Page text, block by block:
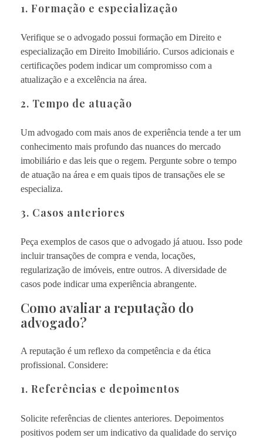
1. Formação e especialização
Verifique se o advogado possui formação em Direito e
especialização em Direito Imobiliário. Cursos adicionais e
certificações podem indicar um compromisso com a
atualização e a excelência na área.
2. Tempo de atuação
Um advogado com mais anos de experiência tende a ter um
conhecimento mais profundo das nuances do mercado
imobiliário e das leis que o regem. Pergunte sobre o tempo
de atuação na área e em quais tipos de transações ele se
especializa.
3. Casos anteriores
Peça exemplos de casos que o advogado já atuou. Isso pode
incluir transações de compra e venda, locações,
regularização de imóveis, entre outros. A diversidade de
casos pode indicar uma experiência abrangente.
Como avaliar a reputação do
advogado?
A reputação é um reflexo da competência e da ética
profissional. Considere:
1. Referências e depoimentos
Solicite referências de clientes anteriores. Depoimentos
positivos podem ser um indicativo da qualidade do serviço